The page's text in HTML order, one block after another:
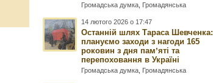
Громадська думка Громадянська
14 лютого 2026 о 17:47
Останній шлях Тараса Шевченка:
плануємо заходи з нагоди 165
роковин з дня памʼяті та
перепоховання в Україні
Громадська думка Громадянська